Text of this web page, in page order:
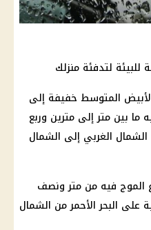
المتوسط ​​خفيفة إلى
ما بين متر إلى مترين وربع
الغربي إلى الشمال
الموج فيه من متر ونصف
على البحر الأحمر من الشمال